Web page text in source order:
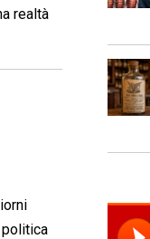
1
2
0
realtà